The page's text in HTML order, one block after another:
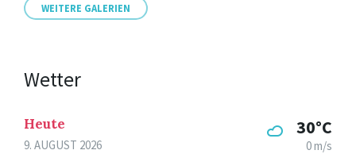
WEITERE GALERIEN
Wetter
Heute
9. AUGUST 2026
30°C
0 m/s